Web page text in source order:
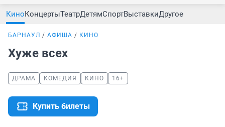
КиноКонцертыТеатрДетямСпортВыставкиДругое
БАРНАУЛ АФИША КИНО
Хуже всех
ДРАМА КОМЕДИЯ КИНО 16+
Купить билеты